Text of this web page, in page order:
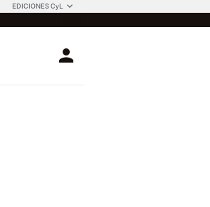
EDICIONES CyL
Login